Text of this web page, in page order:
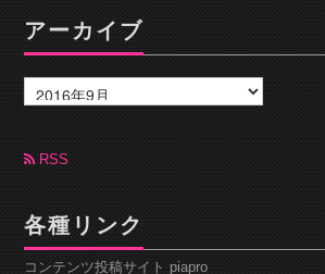
アーカイブ
ー
カ
ブ RSS
各種リンク
コンテンツ投稿サイト piapro